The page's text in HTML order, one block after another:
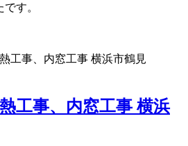
す。
工事、内窓工事 横浜